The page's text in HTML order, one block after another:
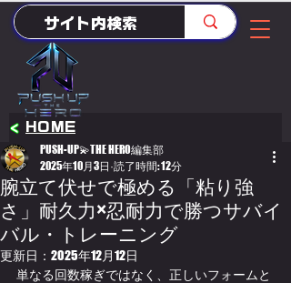
HOME
<
腕立て伏せで極める「粘り強
さ」耐久力×忍耐力で勝つサバイ
バル・トレーニング
PUSH-UP💫THE HERO編集部
2025年10月3日 読了時間: 12分
更新日： 2025年12月12日
単なる回数稼ぎではなく、正しいフォームと